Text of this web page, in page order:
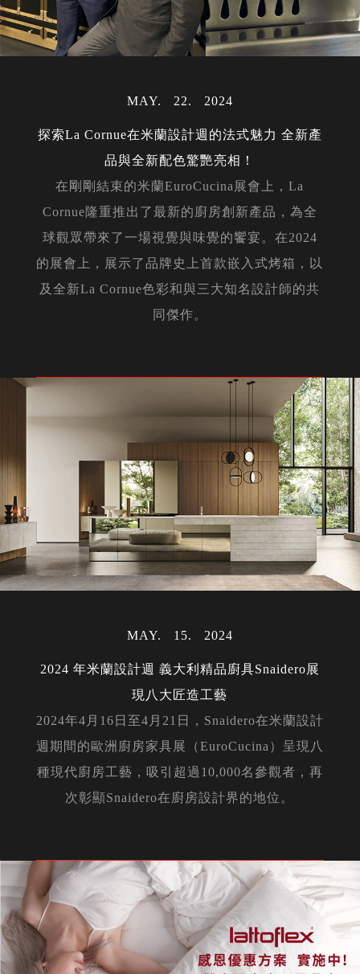
MAY 22 2024
探索La Cornue在米蘭設計週的法式魅力 全新產
品與全新配色驚艷亮相！
在剛剛結束的米蘭EuroCucina展會上，La
Cornue隆重推出了最新的廚房創新產品，為全
球觀眾帶來了一場視覺與味覺的饗宴。在2024
的展會上，展示了品牌史上首款嵌入式烤箱，以
及全新La Cornue色彩和與三大知名設計師的共
同傑作。
MAY 15 2024
2024 年米蘭設計週 義大利精品廚具Snaidero展
現八大匠造工藝
2024年4月16日至4月21日，Snaidero在米蘭設計
週期間的歐洲廚房家具展（EuroCucina）呈現八
種現代廚房工藝，吸引超過10,000名參觀者，再
次彰顯Snaidero在廚房設計界的地位。